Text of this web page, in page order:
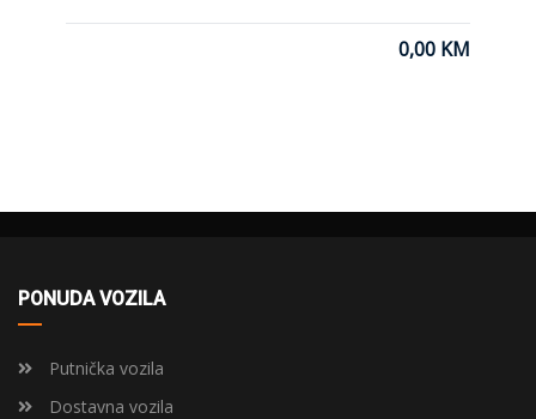
0,00 KM
PONUDA VOZILA
Putnička vozila
Dostavna vozila